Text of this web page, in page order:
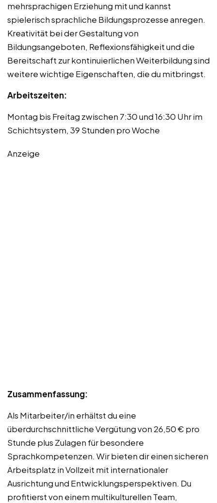
mehrsprachigen Erziehung mit und kannst
spielerisch sprachliche Bildungsprozesse anregen.
Kreativität bei der Gestaltung von
Bildungsangeboten, Reflexionsfähigkeit und die
Bereitschaft zur kontinuierlichen Weiterbildung sind
weitere wichtige Eigenschaften, die du mitbringst.
Arbeitszeiten:
Montag bis Freitag zwischen 7:30 und 16:30 Uhr im
Schichtsystem, 39 Stunden pro Woche
Anzeige
Zusammenfassung:
Als Mitarbeiter/in erhältst du eine
überdurchschnittliche Vergütung von 26,50 € pro
Stunde plus Zulagen für besondere
Sprachkompetenzen. Wir bieten dir einen sicheren
Arbeitsplatz in Vollzeit mit internationaler
Ausrichtung und Entwicklungsperspektiven. Du
profitierst von einem multikulturellen Team,